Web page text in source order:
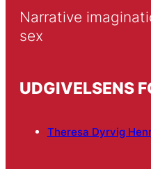
Narrative
sex
UDGIVELSENS
Theresa Dyrvig